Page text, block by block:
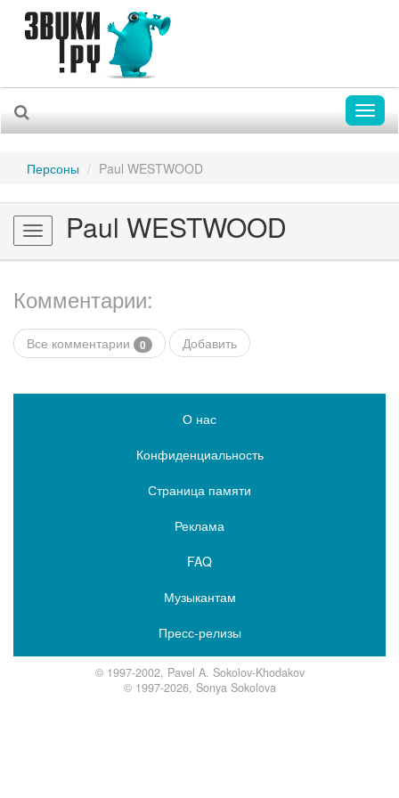
Персоны Paul WESTWOOD
Toggle
navigation
Paul WESTWOOD
Комментарии:
Все комментарии 0 Добавить
О нас
Конфиденциальность
Страница памяти
Реклама
FAQ
Музыкантам
Пресс-релизы
© 1997-2002, Pavel A. Sokolov-Khodakov
© 1997-2026, Sonya Sokolova